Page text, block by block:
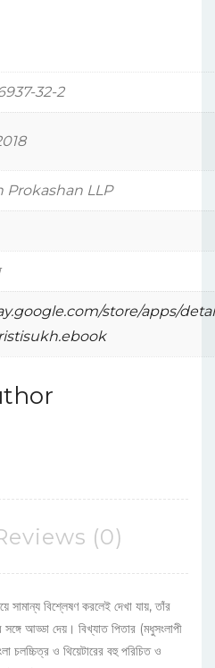
32-2
Prokashan LLP
store/apps/
(0)
সামান্য বিশ্লেষণ করলেই দেখা যায়, তাঁর
আড্ডা দেয়। বিখ্যাত পিতার (মধুসংলাপী
চলচ্চিত্র ও থিয়েটারের বহু পরিচিত ও